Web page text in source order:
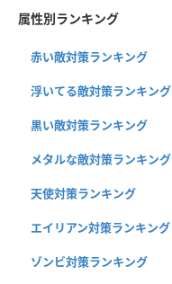
属性別ランキング
赤い敵対策ランキング
浮いてる敵対策ランキング
黒い敵対策ランキング
メタルな敵対策ランキング
天使対策ランキング
エイリアン対策ランキング
ゾンビ対策ランキング